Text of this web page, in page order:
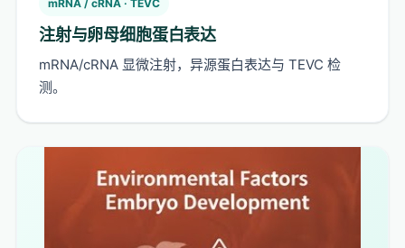
mRNA / cRNA · TEVC
注射与卵母细胞蛋白表达
mRNA/cRNA 显微注射，异源蛋白表达与 TEVC 检
测。